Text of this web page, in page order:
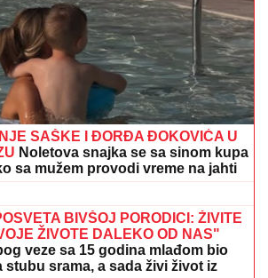
Karić javno podelio Teodoru
nakon ovog poteza
GLAMUR NA AZURNOJ OBALI
mlađa ćerka slavila rođendan u
Svi pričaju o provokativnom
na torti koja joj je stigla u
NAJVEĆA LJUBAV DANAS
ROĐENDANEvo kako
sada izgleda: Nije u
sa njegovim ćerkama, a
detalj svi komentarišu